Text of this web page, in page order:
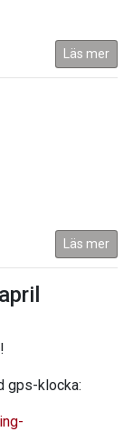
Läs mer
Läs mer
gps-klocka: